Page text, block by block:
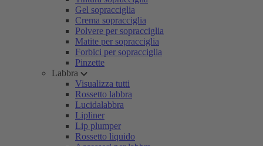
Gel sopracciglia
Crema sopracciglia
Polvere per sopracciglia
Matite per sopracciglia
Forbici per sopracciglia
Pinzette
Labbra
Visualizza tutti
Rossetto labbra
Lucidalabbra
Lipliner
Lip plumper
Rossetto liquido